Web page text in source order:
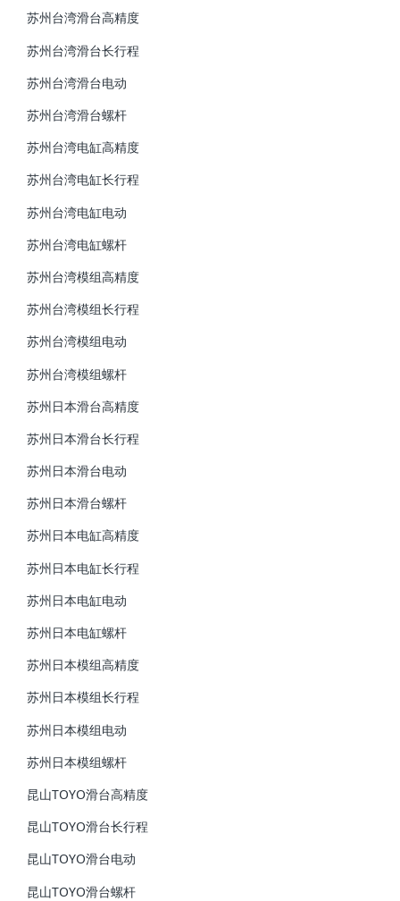
苏州台湾滑台高精度
苏州台湾滑台长行程
苏州台湾滑台电动
苏州台湾滑台螺杆
苏州台湾电缸高精度
苏州台湾电缸长行程
苏州台湾电缸电动
苏州台湾电缸螺杆
苏州台湾模组高精度
苏州台湾模组长行程
苏州台湾模组电动
苏州台湾模组螺杆
苏州日本滑台高精度
苏州日本滑台长行程
苏州日本滑台电动
苏州日本滑台螺杆
苏州日本电缸高精度
苏州日本电缸长行程
苏州日本电缸电动
苏州日本电缸螺杆
苏州日本模组高精度
苏州日本模组长行程
苏州日本模组电动
苏州日本模组螺杆
昆山TOYO滑台高精度
昆山TOYO滑台长行程
昆山TOYO滑台电动
昆山TOYO滑台螺杆